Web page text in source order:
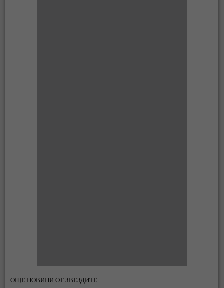
ОЩЕ НОВИНИ ОТ ЗВЕЗДИТЕ